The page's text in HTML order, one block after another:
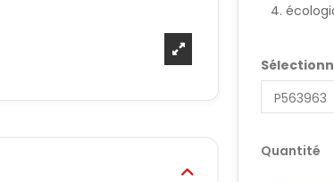
Quantité